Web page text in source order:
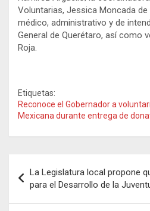
Voluntarias, Jessica Moncada
médico, administrativo y de
General de Querétaro, así como
Roja.
Etiquetas:
Reconoce el Gobernador a
Mexicana durante entrega de
de
entradas
La Legislatura local propone
para el Desarrollo de la